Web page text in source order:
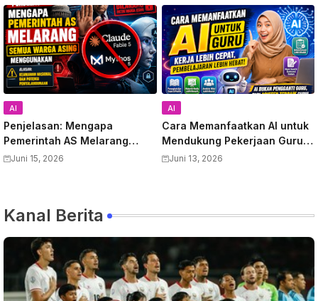
AI
Penjelasan: Mengapa
Pemerintah AS Melarang
Semua Warga Asing
Juni 15, 2026
AI
Cara Memanfaatkan AI untuk
Mendukung Pekerjaan Guru:
Panduan Lengkap
Juni 13, 2026
Kanal Berita